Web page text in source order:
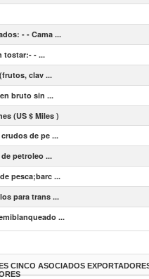
- - Cama ...
tostar:- - ...
clav ...
bruto sin ...
(US $ Miles )
de pe ...
petroleo ...
pesca;barc ...
para trans ...
...
CINCO ASOCIADOS